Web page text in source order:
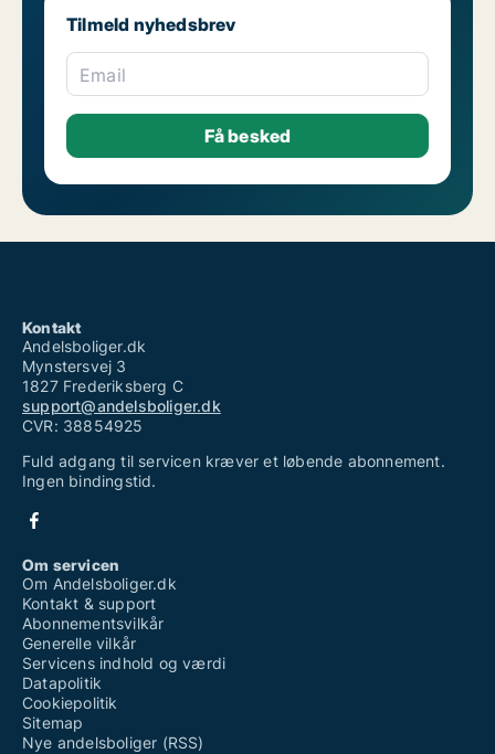
Tilmeld nyhedsbrev
Email
Kontakt
Andelsboliger.dk
Mynstersvej 3
1827 Frederiksberg C
support@andelsboliger.dk
CVR: 38854925
Fuld adgang til servicen kræver et løbende abonnement.
Ingen bindingstid.
Om servicen
Om Andelsboliger.dk
Kontakt & support
Abonnementsvilkår
Generelle vilkår
Servicens indhold og værdi
Datapolitik
Cookiepolitik
Sitemap
Nye andelsboliger (RSS)